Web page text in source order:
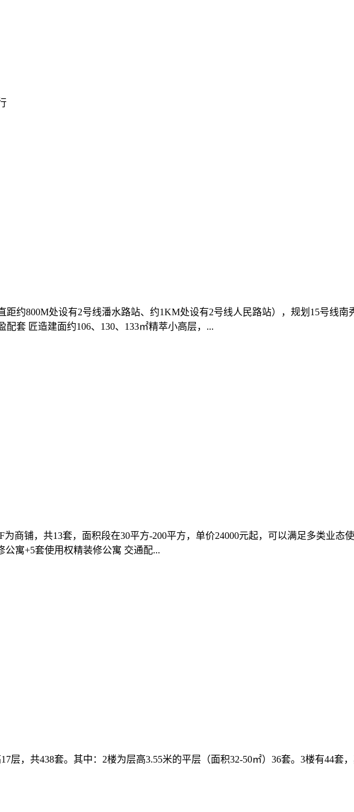
约800M处设有2号线潘水路站、约1KM处设有2号线人民路站），规划15号线
套 匠造建面约106、130、133㎡精萃小高层，...
商铺，共13套，面积段在30平方-200平方，单价24000元起，可以满足多类业态
公寓+5套使用权精装修公寓 交通配...
层，共438套。其中：2楼为层高3.55米的平层（面积32-50㎡）36套。3楼有44套